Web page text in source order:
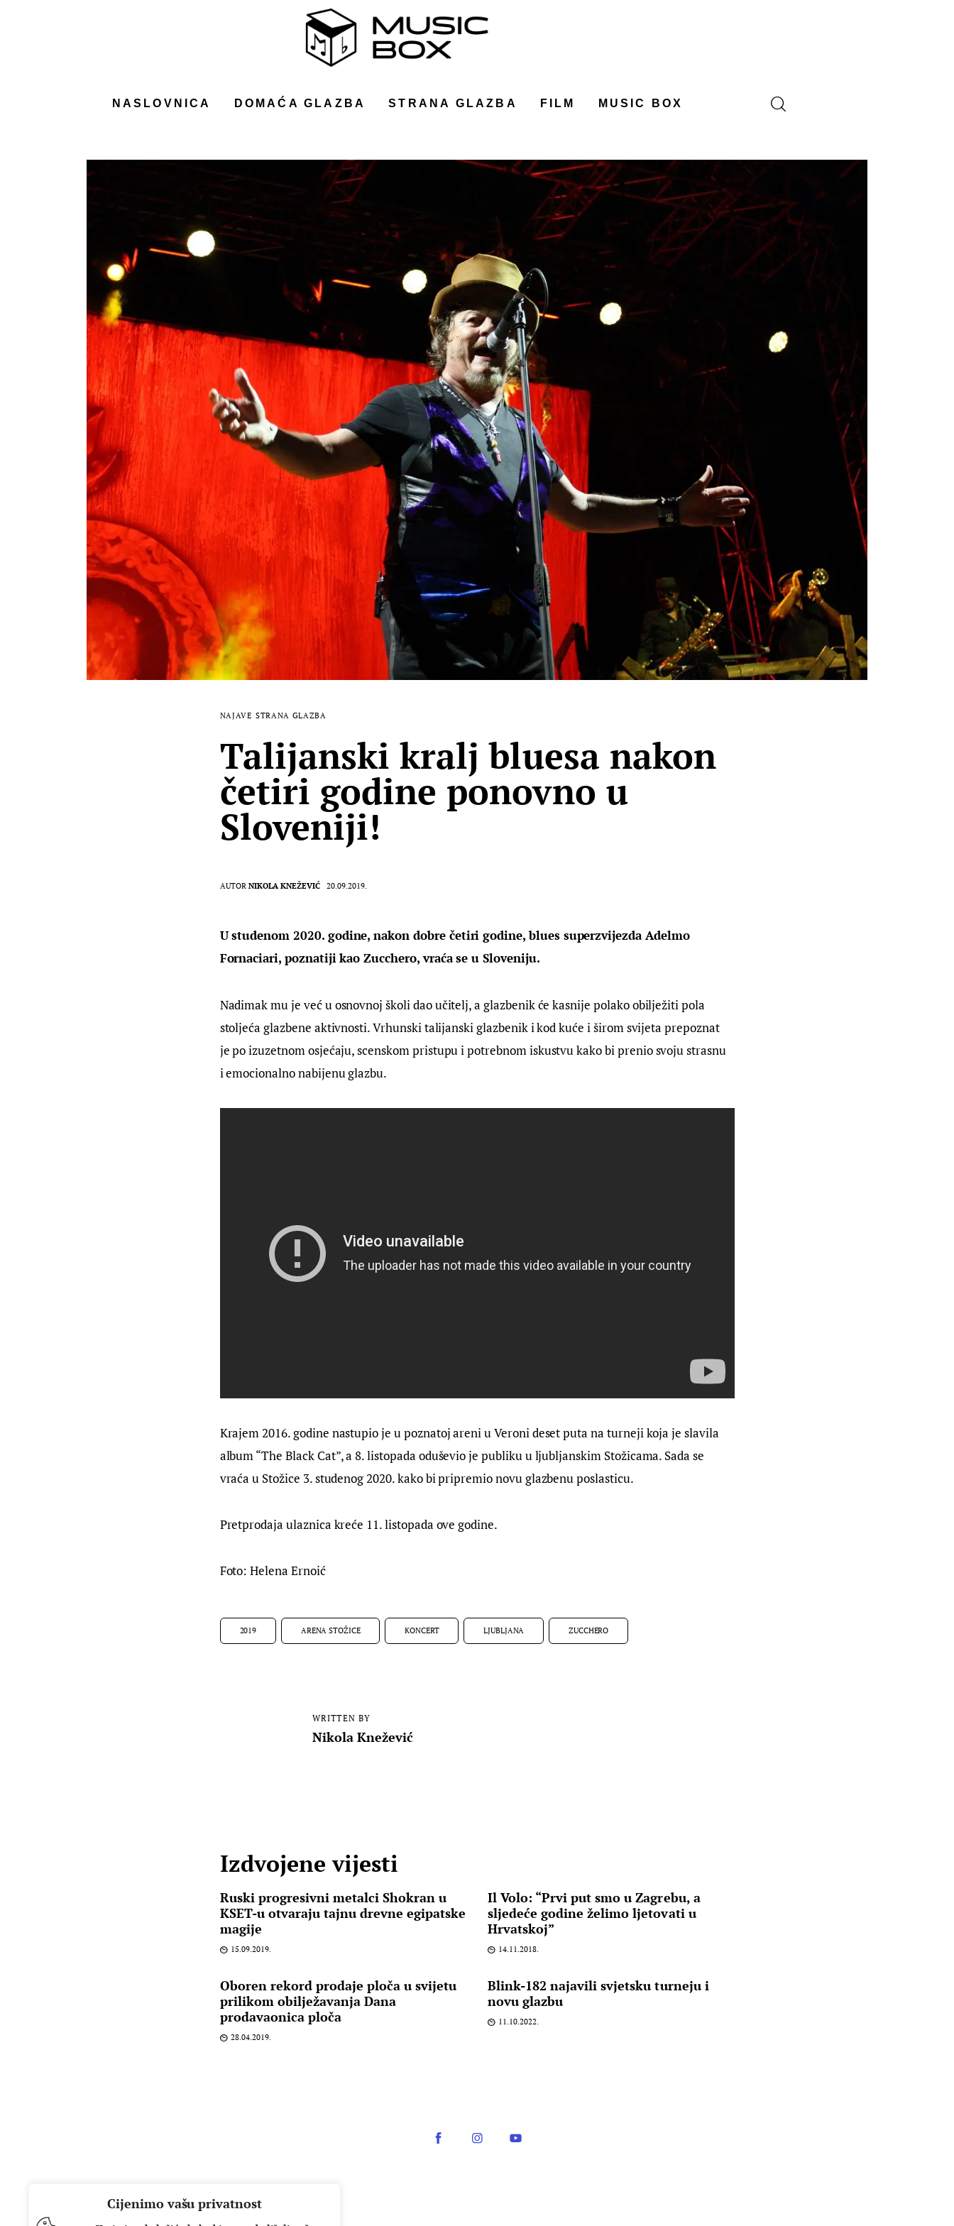
Cijenimo vašu privatnost
NASLOVNICA DOMAĆA GLAZBA STRANA GLAZBA FILM MUSIC BOX
NAJAVE STRANA GLAZBA
Talijanski kralj bluesa nakon
četiri godine ponovno u
Sloveniji!
AUTOR NIKOLA KNEŽEVIĆ 20.09.2019.
U studenom 2020. godine, nakon dobre četiri godine, blues superzvijezda Adelmo
Fornaciari, poznatiji kao Zucchero, vraća se u Sloveniju.
Nadimak mu je već u osnovnoj školi dao učitelj, a glazbenik će kasnije polako obilježiti pola
stoljeća glazbene aktivnosti. Vrhunski talijanski glazbenik i kod kuće i širom svijeta prepoznat
je po izuzetnom osjećaju, scenskom pristupu i potrebnom iskustvu kako bi prenio svoju strasnu
i emocionalno nabijenu glazbu.
Krajem 2016. godine nastupio je u poznatoj areni u Veroni deset puta na turneji koja je slavila
album “The Black Cat”, a 8. listopada oduševio je publiku u ljubljanskim Stožicama. Sada se
vraća u Stožice 3. studenog 2020. kako bi pripremio novu glazbenu poslasticu.
Pretprodaja ulaznica kreće 11. listopada ove godine.
Foto: Helena Ernoić
2019 ARENA STOŽICE KONCERT LJUBLJANA ZUCCHERO
WRITTEN BY
Nikola Knežević
Izdvojene vijesti
Ruski progresivni metalci Shokran u
KSET-u otvaraju tajnu drevne egipatske
magije
15.09.2019.
Il Volo: “Prvi put smo u Zagrebu, a
sljedeće godine želimo ljetovati u
Hrvatskoj”
14.11.2018.
Oboren rekord prodaje ploča u svijetu
prilikom obilježavanja Dana
prodavaonica ploča
28.04.2019.
Blink-182 najavili svjetsku turneju i
novu glazbu
11.10.2022.